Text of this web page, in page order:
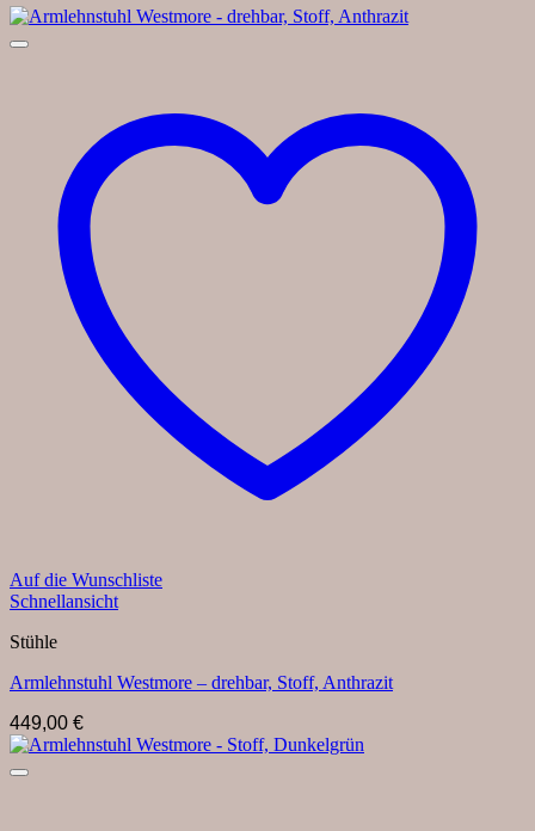
Auf die Wunschliste
Schnellansicht
Stühle
Armlehnstuhl Westmore – drehbar, Stoff, Anthrazit
449,00 €